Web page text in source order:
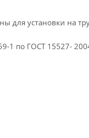
для установки на
1 по ГОСТ 15527-